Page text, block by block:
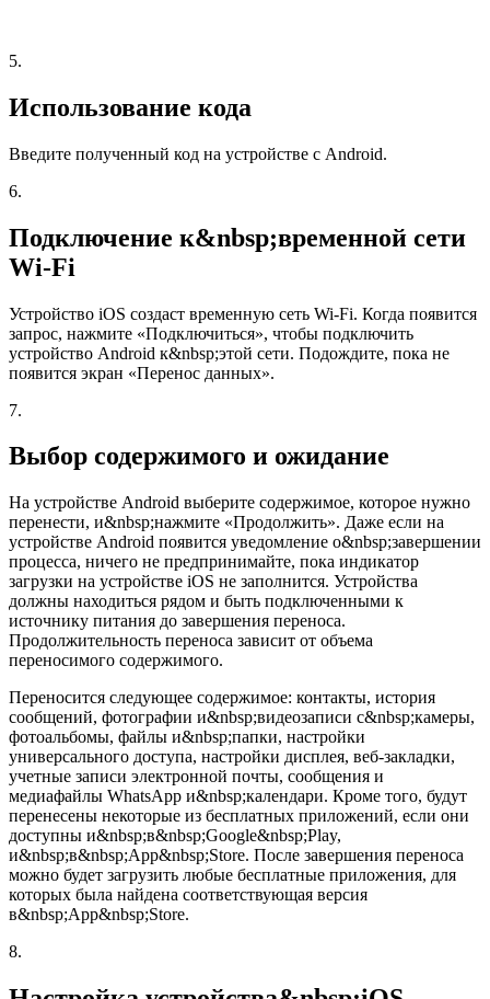
5.
Использование кода
Введите полученный код на устройстве с Android.
6.
Подключение к&nbsp;временной сети
Wi-Fi
Устройство iOS создаст временную сеть Wi-Fi. Когда появится
запрос, нажмите «Подключиться», чтобы подключить
устройство Android к&nbsp;этой сети. Подождите, пока не
появится экран «Перенос данных».
7.
Выбор содержимого и ожидание
На устройстве Android выберите содержимое, которое нужно
перенести, и&nbsp;нажмите «Продолжить». Даже если на
устройстве Android появится уведомление о&nbsp;завершении
процесса, ничего не предпринимайте, пока индикатор
загрузки на устройстве iOS не заполнится. Устройства
должны находиться рядом и быть подключенными к
источнику питания до завершения переноса.
Продолжительность переноса зависит от объема
переносимого содержимого.
Переносится следующее содержимое: контакты, история
сообщений, фотографии и&nbsp;видеозаписи с&nbsp;камеры,
фотоальбомы, файлы и&nbsp;папки, настройки
универсального доступа, настройки дисплея, веб-закладки,
учетные записи электронной почты, сообщения и
медиафайлы WhatsApp и&nbsp;календари. Кроме того, будут
перенесены некоторые из бесплатных приложений, если они
доступны и&nbsp;в&nbsp;Google&nbsp;Play,
и&nbsp;в&nbsp;App&nbsp;Store. После завершения переноса
можно будет загрузить любые бесплатные приложения, для
которых была найдена соответствующая версия
в&nbsp;App&nbsp;Store.
8.